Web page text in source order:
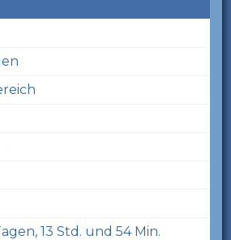
13 Std. und 54 Min.